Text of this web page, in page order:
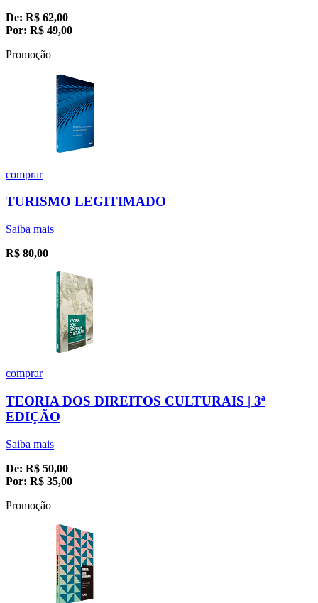
De: R$ 62,00
Por: R$ 49,00
Promoção
comprar
TURISMO LEGITIMADO
Saiba mais
R$ 80,00
comprar
TEORIA DOS DIREITOS CULTURAIS | 3ª
EDIÇÃO
Saiba mais
De: R$ 50,00
Por: R$ 35,00
Promoção